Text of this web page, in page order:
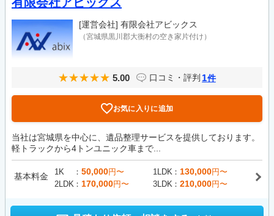
[運営会社] 有限会社アビックス
（宮城県黒川郡大衡村の空き家片付け）
5.00 口コミ・評判 1件
お気に入りに追加
当社は宮城県を中心に、遺品整理サービスを提供しております。
軽トラックから4トンユニック車まで...
基本料金 1K 50,000円〜 1LDK 130,000円〜
2LDK
170,000円〜 3LDK 210,000円〜